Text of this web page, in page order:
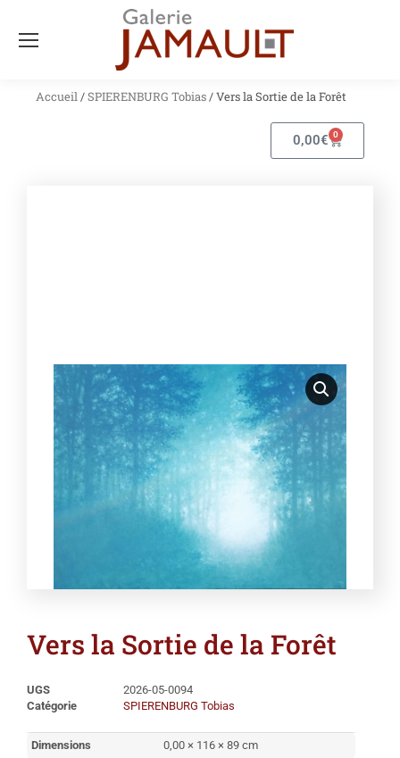
Accueil/SPIERENBURG Tobias/ Vers la Sortie de la Forêt
0,00€ 0
Vers la Sortie de la Forêt
UGS
2026-05-0094
Catégorie
SPIERENBURG Tobias
Dimensions 0,00 × 116 × 89 cm